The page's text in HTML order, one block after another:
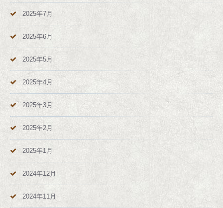
2025年7月
2025年6月
2025年5月
2025年4月
2025年3月
2025年2月
2025年1月
2024年12月
2024年11月